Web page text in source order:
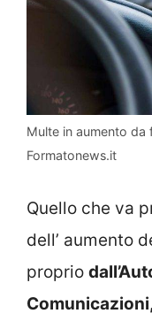
Multe in aumento da
Formatonews.it
Quello che va
dell’ aumento
proprio